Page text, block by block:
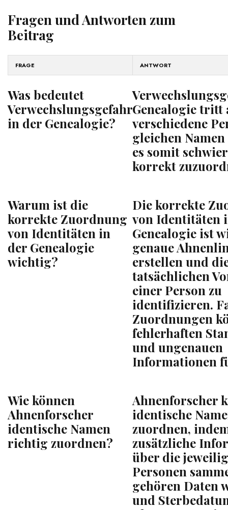
Fragen und Antworten zum
Beitrag
FRAGE ANTWORT
Was bedeutet
Verwechslungsgefahr
in der Genealogie?
Genealogie tritt
verschiedene
gleichen
es somit
korrekt
Warum ist die
korrekte Zuordnung
von Identitäten in
der Genealogie
wichtig?
Die korrekte
von Identitäten
Genealogie ist
genaue
erstellen und
tatsächlichen
einer Person zu
identifizieren.
Zuordnungen
fehlerhaften
und ungenauen
Informationen
Wie können
Ahnenforscher
identische Namen
richtig zuordnen?
Ahnenforscher
identische
zuordnen,
zusätzliche
über die
Personen
gehören Daten
und